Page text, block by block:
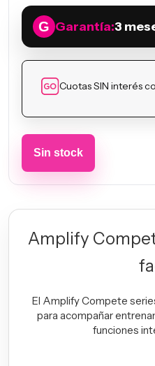
Garantía:3
Cuotas SIN interés
Amplify
El Amplify Compete
para acompañar
funciones